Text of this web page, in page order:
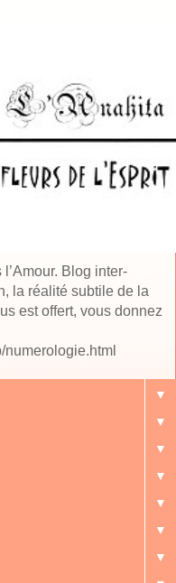
Blog inter-
la réalité subtile de la
est offert, vous donnez
▼
▼
▼
▼
▼
▼
▼